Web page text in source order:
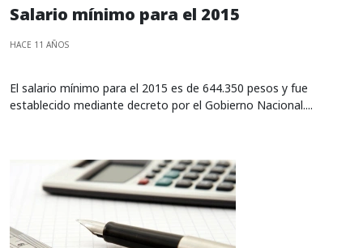
Salario mínimo para el 2015
HACE 11 AÑOS
El salario mínimo para el 2015 es de 644.350 pesos y fue
establecido mediante decreto por el Gobierno Nacional....